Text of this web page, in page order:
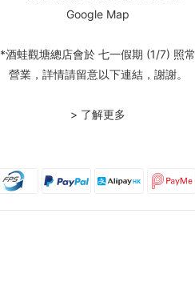
Google Map
*酒蛙觀塘總店會於 七一假期 (1/7) 照常
營業，詳情請留意以下連結，謝謝。
> 了解更多